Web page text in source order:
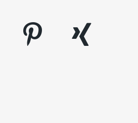
pinterest
xing